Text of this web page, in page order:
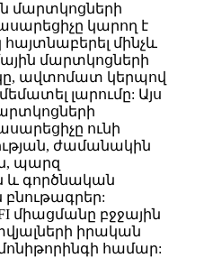
մարտկոցների
կարող է
մինչև
մարտկոցների
ավտոմատ կերպով
լարումը: Այս
ունի
ժամանակին
պարզ
և գործնական
բնութագրեր:
միացմանը բջջային
իրական
համար: